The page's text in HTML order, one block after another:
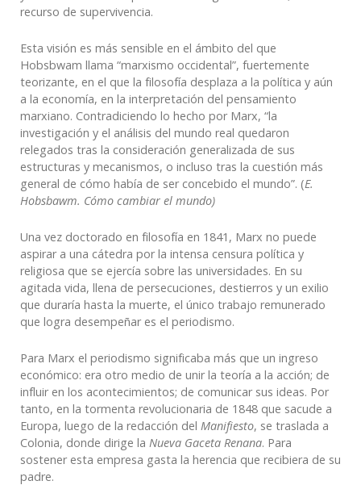
recurso de supervivencia.
Esta visión es más sensible en el ámbito del que
Hobsbwam llama “marxismo occidental”, fuertemente
teorizante, en el que la filosofía desplaza a la política y aún
a la economía, en la interpretación del pensamiento
marxiano. Contradiciendo lo hecho por Marx, “la
investigación y el análisis del mundo real quedaron
relegados tras la consideración generalizada de sus
estructuras y mecanismos, o incluso tras la cuestión más
general de cómo había de ser concebido el mundo”. (E.
Hobsbawm. Cómo cambiar el mundo)
Una vez doctorado en filosofía en 1841, Marx no puede
aspirar a una cátedra por la intensa censura política y
religiosa que se ejercía sobre las universidades. En su
agitada vida, llena de persecuciones, destierros y un exilio
que duraría hasta la muerte, el único trabajo remunerado
que logra desempeñar es el periodismo.
Para Marx el periodismo significaba más que un ingreso
económico: era otro medio de unir la teoría a la acción; de
influir en los acontecimientos; de comunicar sus ideas. Por
tanto, en la tormenta revolucionaria de 1848 que sacude a
Europa, luego de la redacción del Manifiesto, se traslada a
Colonia, donde dirige la Nueva Gaceta Renana. Para
sostener esta empresa gasta la herencia que recibiera de su
padre.